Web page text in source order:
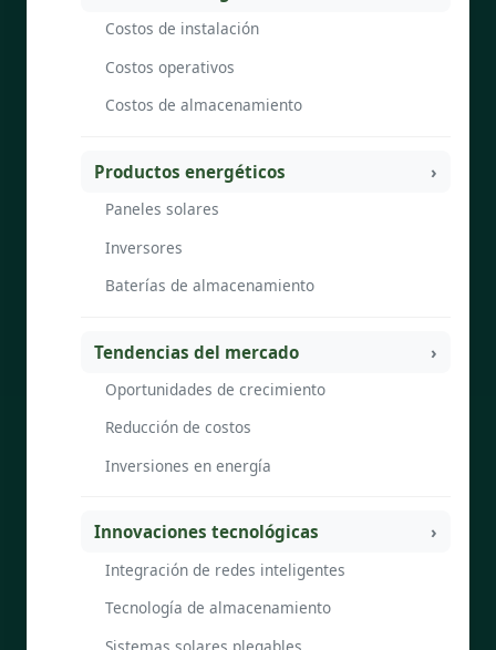
Costos de instalación
Costos operativos
Costos de almacenamiento
Productos energéticos
Paneles solares
Inversores
Baterías de almacenamiento
Tendencias del mercado
Oportunidades de crecimiento
Reducción de costos
Inversiones en energía
Innovaciones tecnológicas
Integración de redes inteligentes
Tecnología de almacenamiento